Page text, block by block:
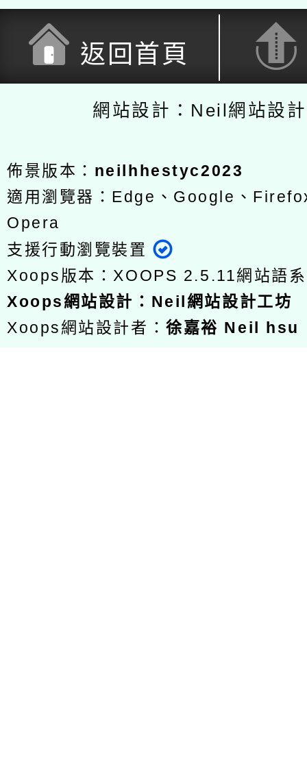
返回首頁
網站設計：Neil網站設
佈景版本： neilhhestyc2023
適用瀏覽器：Edge、Google、
Opera
支援行動瀏覽裝置
Xoops版本： XOOPS 2.5.11網站語
Xoops網站設計 ： Neil網站設計工坊
Xoops網站設計者：徐嘉裕 Neil hsu